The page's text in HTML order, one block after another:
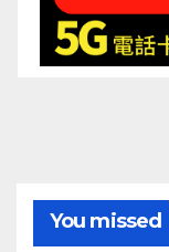
You missed